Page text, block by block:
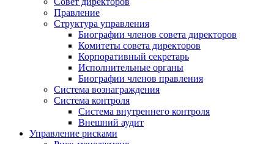
Правление
Структура управления
Биографии членов совета директоров
Комитеты совета директоров
Корпоративный секретарь
Исполнительные органы
Биографии членов правления
Система вознаграждения
Система контроля
Система внутреннего контроля
Внешний аудит
Управление рисками